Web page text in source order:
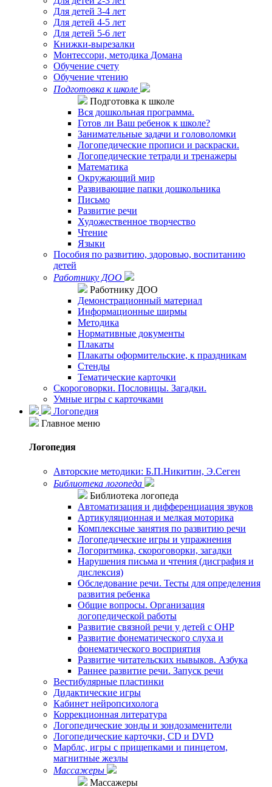
Для детей 3-4 лет
Для детей 4-5 лет
Для детей 5-6 лет
Книжки-вырезалки
Монтессори, методика Домана
Обучение счету
Обучение чтению
Подготовка к школе
Подготовка к школе
Вся дошкольная программа.
Готов ли Ваш ребенок к школе?
Занимательные задачи и головоломки
Логопедические прописи и раскраски.
Логопедические тетради и тренажеры
Математика
Окружающий мир
Развивающие папки дошкольника
Письмо
Развитие речи
Художественное творчество
Чтение
Языки
Пособия по развитию, здоровью, воспитанию
детей
Работнику ДОО
Работнику ДОО
Демонстрационный материал
Информационные ширмы
Методика
Нормативные документы
Плакаты
Плакаты оформительские, к праздникам
Стенды
Тематические карточки
Скороговорки. Пословицы. Загадки.
Умные игры с карточками
Логопедия
Главное меню
Логопедия
Авторские методики: Б.П.Никитин, Э.Сеген
Библиотека логопеда
Библиотека логопеда
Автоматизация и дифференциация звуков
Артикуляционная и мелкая моторика
Комплексные занятия по развитию речи
Логопедические игры и упражнения
Логоритмика, скороговорки, загадки
Нарушения письма и чтения (дисграфия и
дислексия)
Обследование речи. Тесты для определения
развития ребенка
Общие вопросы. Организация
логопедической работы
Развитие связной речи у детей с ОНР
Развитие фонематического слуха и
фонематического восприятия
Развитие читательских нывыков. Азбука
Раннее развитие речи. Запуск речи
Вестибулярные пластинки
Дидактические игры
Кабинет нейропсихолога
Коррекционная литература
Логопедические зонды и зондозаменители
Логопедические карточки, CD и DVD
Марблс, игры с прищепками и пинцетом,
магнитные жезлы
Массажеры
Массажеры